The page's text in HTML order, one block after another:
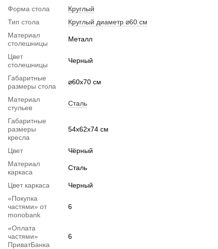
Форма стола
Круглый
Тип стола
Круглый диаметр ⌀60 см
Материал
столешницы
Металл
Цвет
столешницы
Черный
Габаритные
размеры стола
⌀60x70 см
Материал
стульев
Сталь
Габаритные
размеры
кресла
54х62х74 см
Цвет
Чёрный
Материал
каркаса
Сталь
Цвет каркаса
Черный
«Покупка
частями» от
monobank
6
«Оплата
частями»
ПриватБанка
6